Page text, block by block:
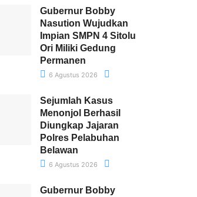
Gubernur Bobby
Nasution Wujudkan
Impian SMPN 4 Sitolu
Ori Miliki Gedung
Permanen
6 Agustus 2026
Sejumlah Kasus
Menonjol Berhasil
Diungkap Jajaran
Polres Pelabuhan
Belawan
6 Agustus 2026
Gubernur Bobby